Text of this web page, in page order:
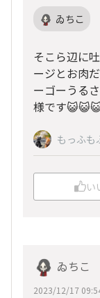
ゐちこ
そこら辺に
ージとお肉
ーゴーうる
様です
もっふも
い
ゐちこ
2023/12/17